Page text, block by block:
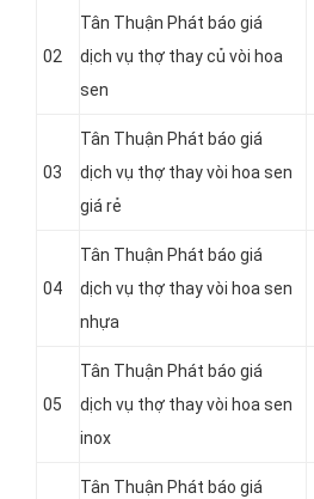
02
Tân Thuận Phát báo giá
dịch vụ thợ thay củ vòi hoa
sen
03
Tân Thuận Phát báo giá
dịch vụ thợ thay vòi hoa sen
giá rẻ
04
Tân Thuận Phát báo giá
dịch vụ thợ thay vòi hoa sen
nhựa
05
Tân Thuận Phát báo giá
dịch vụ thợ thay vòi hoa sen
inox
Tân Thuận Phát báo giá